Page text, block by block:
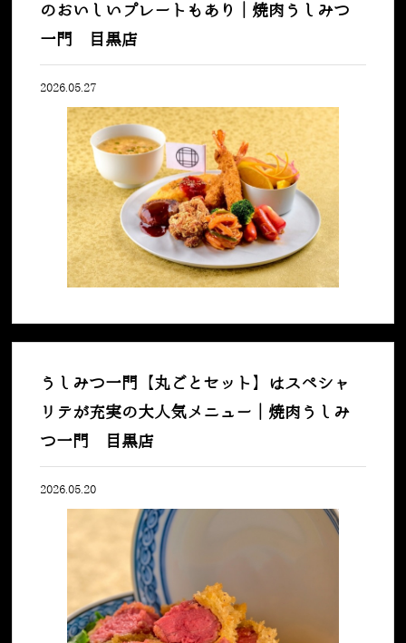
のおいしいプレートもあり｜焼肉うしみつ
一門 目黒店
2026.05.27
うしみつ一門【丸ごとセット】はスペシャ
リテが充実の大人気メニュー｜焼肉うしみ
つ一門 目黒店
2026.05.20